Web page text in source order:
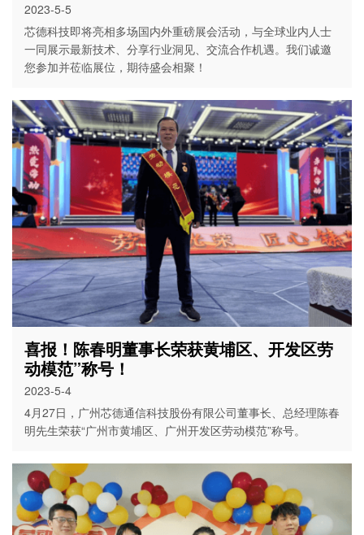
2023-5-5
芯德科技即将亮相多场国内外重磅展会活动，与全球业内人士
一同展示最新技术、分享行业洞见、交流合作机遇。我们诚邀
您参加并莅临展位，期待盛会相聚！
喜报！陈春明董事长荣获黄埔区、开发区劳
动模范”称号！
2023-5-4
4月27日，广州芯德通信科技股份有限公司董事长、总经理陈春
明先生荣获“广州市黄埔区、广州开发区劳动模范”称号。